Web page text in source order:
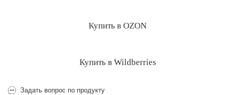
Купить в OZON
Купить в Wildberries
Задать вопрос по продукту